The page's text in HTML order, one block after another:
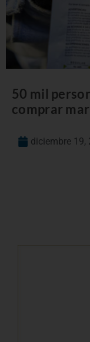
50 mil
comprar
diciembre 19,